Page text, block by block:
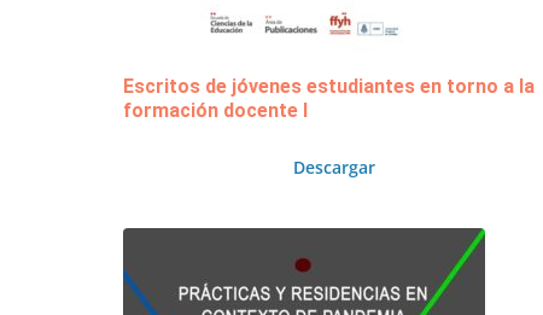
Escritos de jóvenes estudiantes en torno a la
formación docente I
Descargar